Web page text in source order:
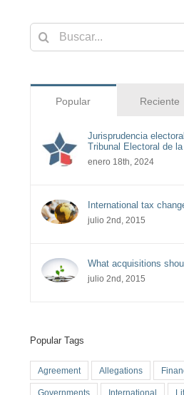
Buscar:
Popular Reciente
Jurisprudencia
Tribunal Electoral de
enero 18th, 2024
International tax
julio 2nd, 2015
What acquisitions
julio 2nd, 2015
Popular Tags
Agreement Allegations
Governments International